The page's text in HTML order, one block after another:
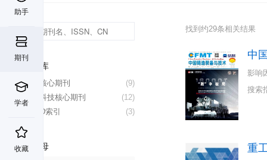
助手
期刊
学者
收藏
数据库
(9)
北大核心期刊
(12)
中国科技核心期刊
(3)
CSCD索引
首字母
找到约29条相关结果
中
影响
搜索
重